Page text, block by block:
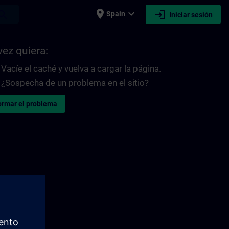
place Spain expand_more login Iniciar sesión
quiera:
Vacíe el caché y vuelva a cargar la página.
¿Sospecha de un problema en el sitio?
el problema